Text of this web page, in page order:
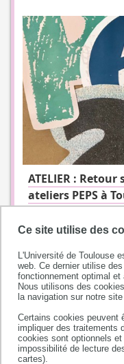
Ce site utilise des
L'Université de Toulouse
web. Ce dernier utilise
fonctionnement optimal et
Nous utilisons des
la navigation sur notre
Certains cookies peuvent
impliquer des traitements
cookies sont optionnels
impossibilité de lecture
cartes).
ATELIER :
ateliers PEPS à
Université de Toulouse